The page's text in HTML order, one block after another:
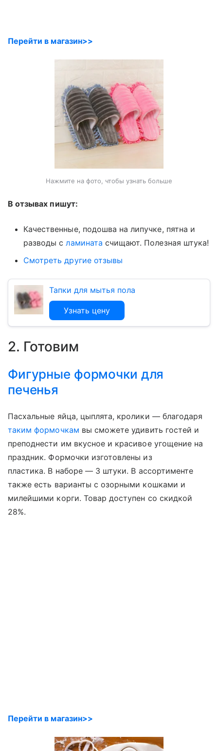
Перейти в магазин>>
Нажмите на фото, чтобы узнать больше
В отзывах пишут:
Качественные, подошва на липучке, пятна и
разводы сламината счищают. Полезная штука!
Смотреть другие отзывы
Тапки для мытья пола
Узнать цену
2. Готовим
Фигурные формочки для
печенья
Пасхальные яйца, цыплята, кролики — благодаря
таким формочкам вы сможете удивить гостей и
преподнести им вкусное и красивое угощение на
праздник. Формочки изготовлены из
пластика. В наборе — 3 штуки. В ассортименте
также есть варианты с озорными кошками и
милейшими корги. Товар доступен со скидкой
28%.
Перейти в магазин>>